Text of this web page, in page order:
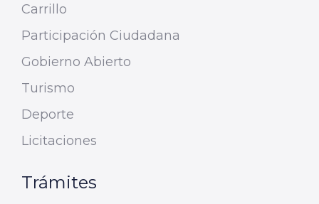
Carrillo
Participación Ciudadana
Gobierno Abierto
Turismo
Deporte
Licitaciones
Trámites